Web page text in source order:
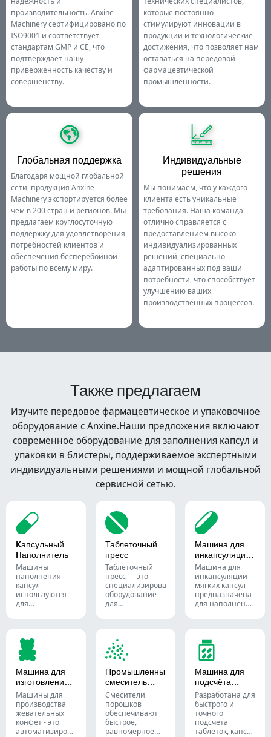
производительность. Anxine
Machinery сертифицировано по
ISO9001 и соответствует
стандартам GMP и CE, что
подтверждает нашу
приверженность качеству и
совершенству.
которые постоянно
стимулируют инновации в
продукции и технологические
достижения, что позволяет нам
оставаться на передовой
фармацевтической
промышленности.
Глобальная поддержка
Благодаря мощной глобальной
сети, продукция Anxine
Machinery экспортируется более
чем в 200 стран и регионов. Мы
предлагаем круглосуточную
поддержку для удовлетворения
потребностей клиентов и
обеспечения бесперебойной
работы по всему миру.
Индивидуальные
решения
Мы понимаем, что у каждого
клиента есть уникальные
требования. Наша команда
отлично справляется с
предоставлением высоко
индивидуализированных
решений, специально
адаптированных под ваши
потребности, что способствует
улучшению ваших
производственных процессов.
Также предлагаем
Изучите передовое фармацевтическое и упаковочное
оборудование с Anxine.Наши предложения включают
современное оборудование для заполнения капсул и
упаковки в блистеры, поддерживаемое экспертными
индивидуальными решениями и мощной глобальной
сервисной сетью.
Kапсульный
Hаполнитель
Машины
наполнения
капсул
используются
для
точными
количествами
порошков,
гранул, пеллет
или жидкости в
фармацевтическом
и добавочном
производстве.
Таблеточный
пресс
Таблеточный
пресс — это
специализированное
оборудование
для
Машина для
инкапсуляции
мягких капсул
Машина для
инкапсуляции
мягких капсул
предназначена
для наполнения
полужидких
материалов в
мягкие
желатиновые
капсулы.
Машина для
изготовления
жевательных
конфет
Машины для
производства
жевательных
конфет - это
автоматизированные
Промышленный
смеситель
порошков
Смесители
порошков
обеспечивают
быстрое,
равномерное
Машина для
подсчёта
таблеток
Разработана для
быстрого и
точного
подсчета
таблеток, капсул